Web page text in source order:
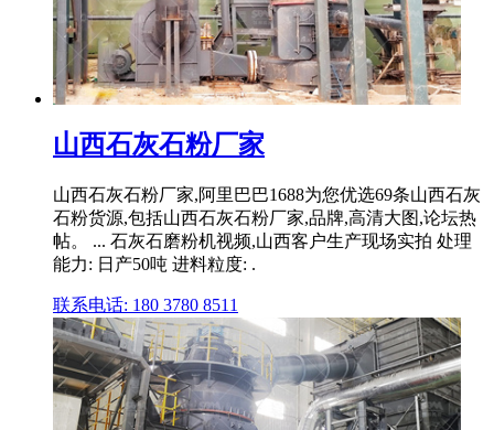
山西石灰石粉厂家
山西石灰石粉厂家,阿里巴巴1688为您优选69条山西石灰
石粉货源,包括山西石灰石粉厂家,品牌,高清大图,论坛热
帖。 ... 石灰石磨粉机视频,山西客户生产现场实拍 处理
能力: 日产50吨 进料粒度: .
联系电话: 180 3780 8511